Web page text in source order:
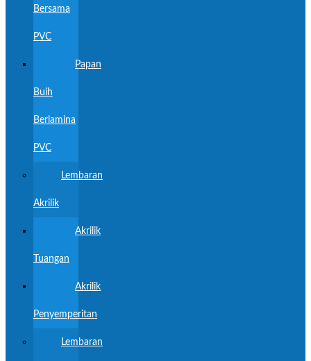
Bersama
PVC
Papan
Buih
Berlamina
PVC
Lembaran
Akrilik
Akrilik
Tuangan
Akrilik
Penyemperitan
Lembaran